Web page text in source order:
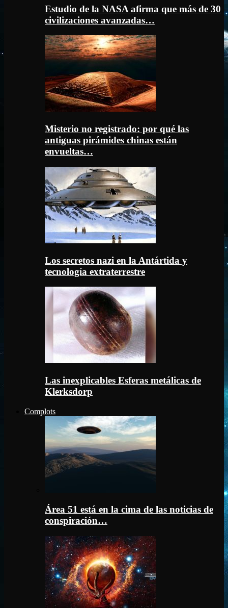
Estudio de la NASA afirma que más de 30
civilizaciones avanzadas…
Misterio no registrado: por qué las
antiguas pirámides chinas están
envueltas…
Los secretos nazi en la Antártida y
tecnología extraterrestre
Las inexplicables Esferas metálicas de
Klerksdorp
Complots
Área 51 está en la cima de las noticias de
conspiración…